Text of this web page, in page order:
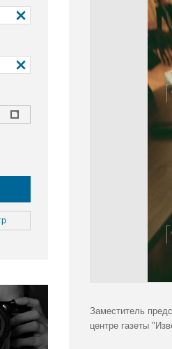
Заместитель
центре газеты